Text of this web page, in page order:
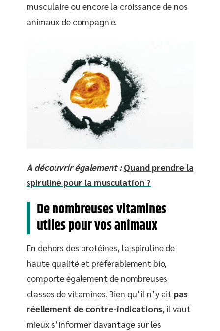
musculaire ou encore la croissance de nos
animaux de compagnie.
A découvrir également : Quand prendre la
spiruline pour la musculation ?
De nombreuses vitamines
utiles pour vos animaux
En dehors des protéines, la spiruline de
haute qualité et préférablement bio,
comporte également de nombreuses
classes de vitamines. Bien qu’il n’y ait pas
réellement de contre-indications, il vaut
mieux s’informer davantage sur les